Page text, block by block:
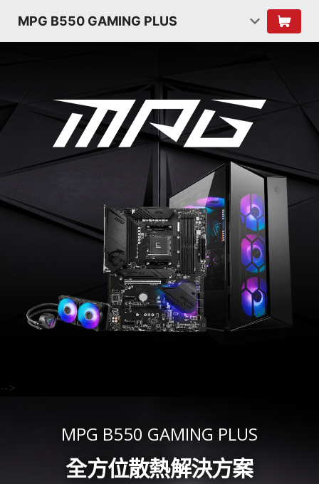
MPG B550 GAMING PLUS
-->
MPG B550 GAMING PLUS
全方位散熱解決方案